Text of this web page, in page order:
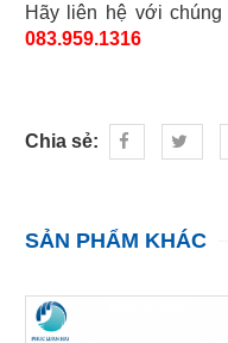
Hãy liên hệ với
083.959.1316
Chia sẻ:
SẢN PHẨM KHÁC